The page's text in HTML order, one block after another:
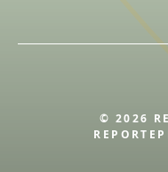
© 2026